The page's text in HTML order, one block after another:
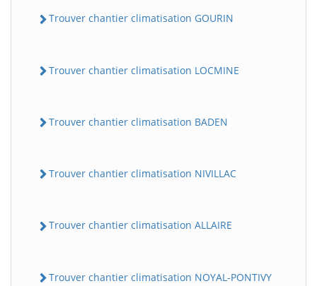
Trouver chantier climatisation GOURIN
Trouver chantier climatisation LOCMINE
Trouver chantier climatisation BADEN
Trouver chantier climatisation NIVILLAC
Trouver chantier climatisation ALLAIRE
Trouver chantier climatisation NOYAL-PONTIVY